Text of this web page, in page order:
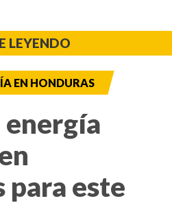
LEYENDO
EN HONDURAS
energía
para este